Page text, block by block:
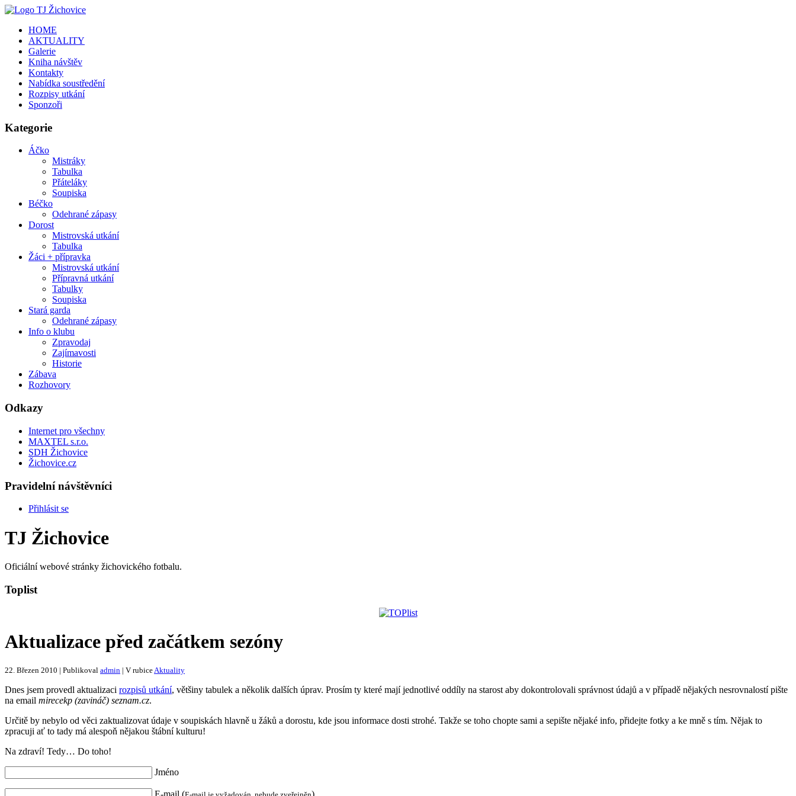
HOME
AKTUALITY
Galerie
Kniha návštěv
Kontakty
Nabídka soustředění
Rozpisy utkání
Sponzoři
Kategorie
Áčko
Mistráky
Tabulka
Přáteláky
Soupiska
Béčko
Odehrané zápasy
Dorost
Mistrovská utkání
Tabulka
Žáci + přípravka
Mistrovská utkání
Přípravná utkání
Tabulky
Soupiska
Stará garda
Odehrané zápasy
Info o klubu
Zpravodaj
Zajímavosti
Historie
Zábava
Rozhovory
Odkazy
Internet pro všechny
MAXTEL s.r.o.
SDH Žichovice
Žichovice.cz
Pravidelní návštěvníci
Přihlásit se
TJ Žichovice
Oficiální webové stránky žichovického fotbalu.
Toplist
Aktualizace před začátkem sezóny
22. Březen 2010 | Publikoval admin | V rubice Aktuality
Dnes jsem provedl aktualizaci rozpisů utkání, většiny tabulek a několik dalších úprav. Prosím ty které mají jednotlivé oddíly na starost aby dokontrolovali správnost údajů a v případě nějakých nesrovnalostí pište
na email mirecekp (zavináč) seznam.cz.
Určitě by nebylo od věci zaktualizovat údaje v soupiskách hlavně u žáků a dorostu, kde jsou informace dosti strohé. Takže se toho chopte sami a sepište nějaké info, přidejte fotky a ke mně s tím. Nějak to
zpracuji ať to tady má alespoň nějakou štábní kulturu!
Na zdraví! Tedy… Do toho!
Jméno
E-mail (E-mail je vyžadován, nebude zveřejněn)